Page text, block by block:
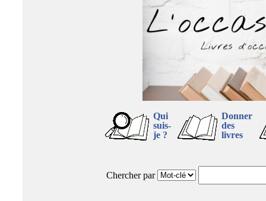
Qui
suis-
je ?
Donner
des
livres
Chercher par